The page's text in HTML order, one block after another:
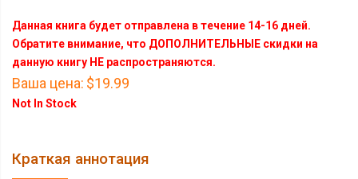
Данная книга будет отправлена в течение 14-16 дней.
Обратите внимание, что ДОПОЛНИТЕЛЬНЫЕ скидки на
данную книгу НЕ распространяются.
Ваша цена: $19.99
Not In Stock
Краткая аннотация